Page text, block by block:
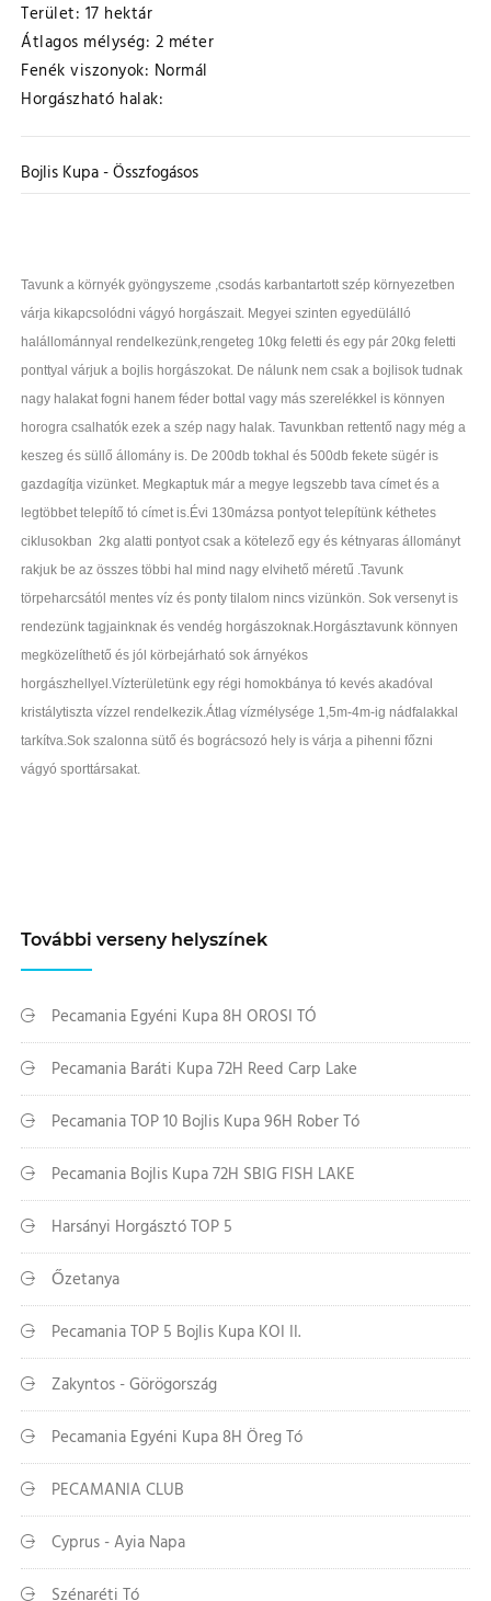
Terület: 17 hektár
Átlagos mélység: 2 méter
Fenék viszonyok: Normál
Horgászható halak:
Bojlis Kupa - Összfogásos
Tavunk a környék gyöngyszeme ,csodás karbantartott szép környezetben
várja kikapcsolódni vágyó horgászait. Megyei szinten egyedülálló
halállománnyal rendelkezünk,rengeteg 10kg feletti és egy pár 20kg feletti
ponttyal várjuk a bojlis horgászokat. De nálunk nem csak a bojlisok tudnak
nagy halakat fogni hanem féder bottal vagy más szerelékkel is könnyen
horogra csalhatók ezek a szép nagy halak. Tavunkban rettentő nagy még a
keszeg és süllő állomány is. De 200db tokhal és 500db fekete sügér is
gazdagítja vizünket. Megkaptuk már a megye legszebb tava címet és a
legtöbbet telepítő tó címet is.Évi 130mázsa pontyot telepítünk kéthetes
ciklusokban 2kg alatti pontyot csak a kötelező egy és kétnyaras állományt
rakjuk be az összes többi hal mind nagy elvihető méretű .Tavunk
törpeharcsától mentes víz és ponty tilalom nincs vizünkön. Sok versenyt is
rendezünk tagjainknak és vendég horgászoknak.Horgásztavunk könnyen
megközelíthető és jól körbejárható sok árnyékos
horgászhellyel.Vízterületünk egy régi homokbánya tó kevés akadóval
kristálytiszta vízzel rendelkezik.Átlag vízmélysége 1,5m-4m-ig nádfalakkal
tarkítva.Sok szalonna sütő és bográcsozó hely is várja a pihenni főzni
vágyó sporttársakat.
További verseny helyszínek
Pecamania Egyéni Kupa 8H OROSI TÓ
Pecamania Baráti Kupa 72H Reed Carp Lake
Pecamania TOP 10 Bojlis Kupa 96H Rober Tó
Pecamania Bojlis Kupa 72H SBIG FISH LAKE
Harsányi Horgásztó TOP 5
Őzetanya
Pecamania TOP 5 Bojlis Kupa KOI II.
Zakyntos - Görögország
Pecamania Egyéni Kupa 8H Öreg Tó
PECAMANIA CLUB
Cyprus - Ayia Napa